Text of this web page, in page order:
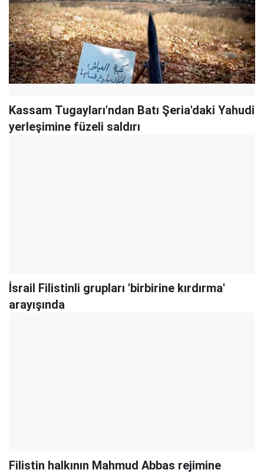
Kassam Tugayları'ndan Batı Şeria'daki Yahudi
yerleşimine füzeli saldırı
İsrail Filistinli grupları 'birbirine kırdırma'
arayışında
Filistin halkının Mahmud Abbas rejimine